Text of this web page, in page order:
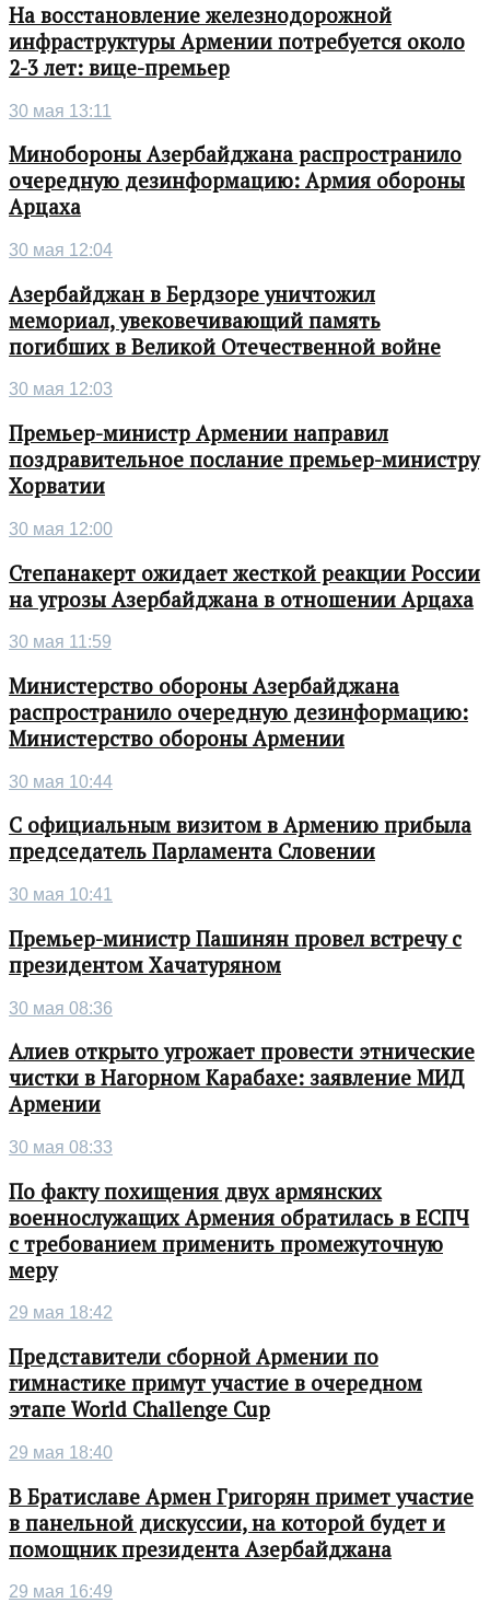
На восстановление железнодорожной
инфраструктуры Армении потребуется около
2-3 лет: вице-премьер
30 мая 13:11
Минобороны Азербайджана распространило
очередную дезинформацию: Армия обороны
Арцаха
30 мая 12:04
Азербайджан в Бердзоре уничтожил
мемориал, увековечивающий память
погибших в Великой Отечественной войне
30 мая 12:03
Премьер-министр Армении направил
поздравительное послание премьер-министру
Хорватии
30 мая 12:00
Степанакерт ожидает жесткой реакции России
на угрозы Азербайджана в отношении Арцаха
30 мая 11:59
Министерство обороны Азербайджана
распространило очередную дезинформацию:
Министерство обороны Армении
30 мая 10:44
С официальным визитом в Армению прибыла
председатель Парламента Словении
30 мая 10:41
Премьер-министр Пашинян провел встречу с
президентом Хачатуряном
30 мая 08:36
Алиев открыто угрожает провести этнические
чистки в Нагорном Карабахе: заявление МИД
Армении
30 мая 08:33
По факту похищения двух армянских
военнослужащих Армения обратилась в ЕСПЧ
с требованием применить промежуточную
меру
29 мая 18:42
Представители сборной Армении по
гимнастике примут участие в очередном
этапе World Challenge Cup
29 мая 18:40
В Братиславе Армен Григорян примет участие
в панельной дискуссии, на которой будет и
помощник президента Азербайджана
29 мая 16:49